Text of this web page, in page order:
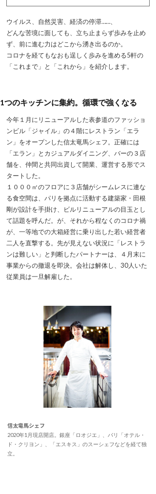
ウイルス、自然災害、経済の停滞……、
どんな苦境に面しても、立ち止まらず歩みを止め
ず、前に進む力はどこから湧き出るのか。
コロナを経てもなおも逞しく歩みを進める5軒の
「これまで」と「これから」を紹介します。
1つのキッチンに集約。循環で強くなる
今年１月にリニューアルした表参道のファッショ
ンビル「ジャイル」の４階にレストラン「エラ
ン」をオープンした信太竜馬シェフ。正確には
「エラン」とカジュアルダイニング、バーの３店
舗を、仲間と共同出資して開業、運営する形でス
タートした。
１０００㎡のフロアに３店舗がシームレスに連な
る食空間は、パリを拠点に活動する建築家・田根
剛が設計を手掛け、ビルリニューアルの目玉とし
て話題を呼んだ。が、それから程なくのコロナ禍
が、一等地での大箱経営に乗り出した若い経営者
二人を直撃する。先が見えない状況に「レストラ
ンは難しい」と判断したパートナーは、４月末に
事業からの撤退を即決。会社は解体し、30人いた
従業員は一旦解雇した。
信太竜馬シェフ
2020年1月現店開店。銀座「ロオジエ」、パリ「オテル・
ド・クリヨン」、「エスキス」のスーシェフなどを経て独
立。